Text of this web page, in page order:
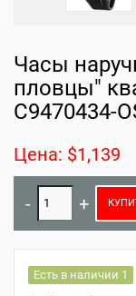
Часы
пловцы"
С9470434-
Цена: $1,139
Есть в наличии 1